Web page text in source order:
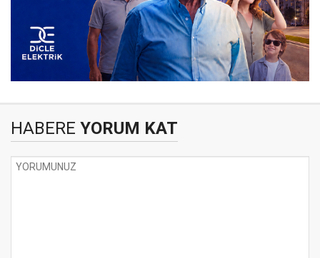
HABERE YORUM KAT